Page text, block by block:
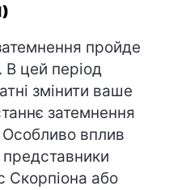
пройде
В цей період
змінити ваше
затемнення
Особливо вплив
Скорпіона або